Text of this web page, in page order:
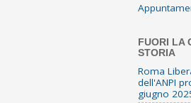
FUORI LA
STORIA
Roma
dell'ANPI
giugno